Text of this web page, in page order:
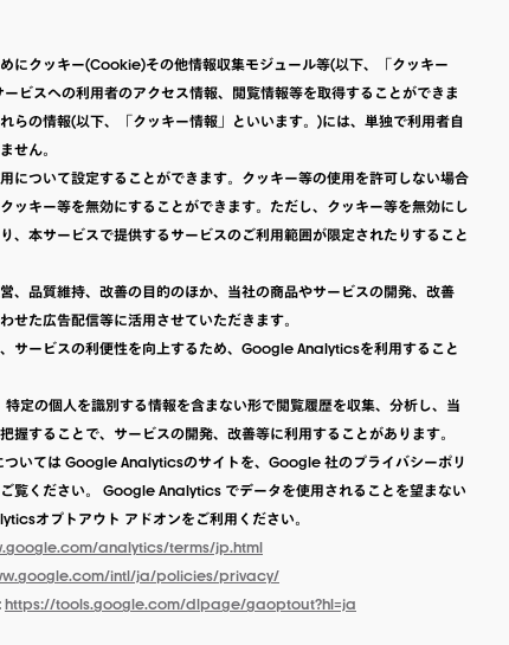
にクッキー(Cookie)その他情報収集モジュール等(以下、「クッキー
ビスへの利用者のアクセス情報、閲覧情報等を取得することができま
らの情報(以下、「クッキー情報」といいます。)には、単独で利用者自
せん。
について設定することができます。クッキー等の使用を許可しない場合
ッキー等を無効にすることができます。ただし、クッキー等を無効にし
、本サービスで提供するサービスのご利用範囲が限定されたりすること
、品質維持、改善の目的のほか、当社の商品やサービスの開発、改善
せた広告配信等に活用させていただきます。
サービスの利便性を向上するため、Google Analyticsを利用すること
の個人を識別する情報を含まない形で閲覧履歴を収集、分析し、当
握することで、サービスの開発、改善等に利用することがあります。
いては Google Analyticsのサイトを、Google 社のプライバシーポリ
覧ください。 Google Analytics でデータを使用されることを望まない
オプトアウト アドオンをご利用ください。
analytics/terms/jp.html
intl/ja/policies/privacy/
https://tools.google.com/dlpage/gaoptout?hl=ja